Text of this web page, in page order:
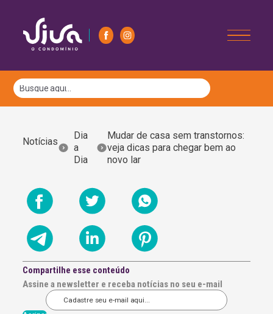
Notícias
Dia
a
Dia
Mudar de casa sem transtornos:
veja dicas para chegar bem ao
novo lar
Compartilhe esse conteúdo
Assine a newsletter e receba notícias no seu e-mail